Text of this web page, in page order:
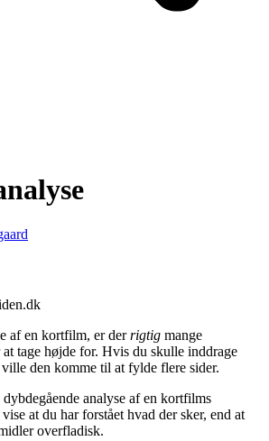
af en kortfilm, er derrigtig mange
tage højde for. Hvis du skulle inddrage
den komme til at fylde flere sider.
analyse af en kortfilms
at du har forstået hvad der sker, end at
overfladisk.